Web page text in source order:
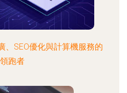
、SEO優化與計算機服務的
領跑者